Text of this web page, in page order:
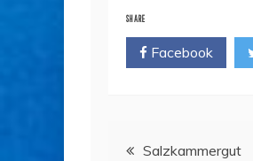
SHARE
Facebook
Bejegyzés
Salzkammergut